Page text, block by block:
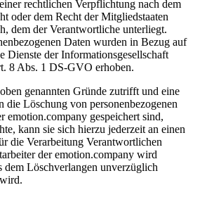
rechtlichen Verpflichtung nach dem
oder dem Recht der Mitgliedstaaten
dem der Verantwortliche unterliegt.
Daten wurden in Bezug auf
Dienste der Informationsgesellschaft
8 Abs. 1 DS-GVO erhoben.
genannten Gründe zutrifft und eine
die Löschung von personenbezogenen
emotion.company gespeichert sind,
kann sie sich hierzu jederzeit an einen
die Verarbeitung Verantwortlichen
der emotion.company wird
dem Löschverlangen unverzüglich